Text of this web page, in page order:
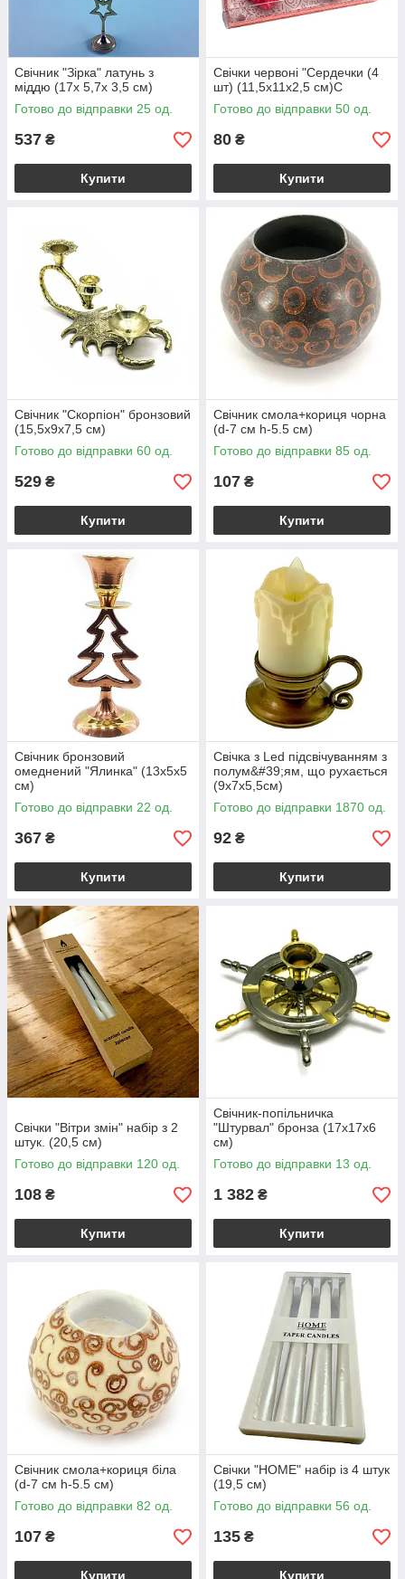
Свічник "Зірка" латунь з
міддю (17х 5,7х 3,5 см)
Готово до відправки 25 од.
537 ₴
Купити
Свічки червоні "Сердечки (4
шт) (11,5х11х2,5 см)С
Готово до відправки 50 од.
80 ₴
Купити
Свічник "Скорпіон" бронзовий
(15,5х9х7,5 см)
Готово до відправки 60 од.
529 ₴
Купити
Свічник смола+кориця чорна
(d-7 см h-5.5 см)
Готово до відправки 85 од.
107 ₴
Купити
Свічник бронзовий
омеднений "Ялинка" (13х5х5
см)
Готово до відправки 22 од.
367 ₴
Купити
Свічка з Led підсвічуванням з
полум&#39;ям, що рухається
(9х7х5,5см)
Готово до відправки 1870 од.
92 ₴
Купити
Свічки "Вітри змін" набір з 2
штук. (20,5 см)
Готово до відправки 120 од.
108 ₴
Купити
Свічник-попільничка
"Штурвал" бронза (17х17х6
см)
Готово до відправки 13 од.
1 382 ₴
Купити
Свічник смола+кориця біла
(d-7 см h-5.5 см)
Готово до відправки 82 од.
107 ₴
Купити
Свічки "HOME" набір із 4 штук
(19,5 см)
Готово до відправки 56 од.
135 ₴
Купити